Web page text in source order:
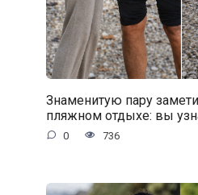
Знаменитую пару
пляжном отдыхе: вы
0 736